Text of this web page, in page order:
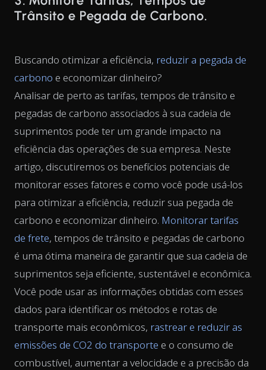
Trânsito e Pegada de Carbono.
Buscando otimizar a eficiência, reduzir a pegada de
carbono e economizar dinheiro?
Analisar de perto as tarifas, tempos de trânsito e
pegadas de carbono associados à sua cadeia de
suprimentos pode ter um grande impacto na
eficiência das operações de sua empresa. Neste
artigo, discutiremos os benefícios potenciais de
monitorar esses fatores e como você pode usá-los
para otimizar a eficiência, reduzir sua pegada de
carbono e economizar dinheiro. Monitorar tarifas
de frete, tempos de trânsito e pegadas de carbono
é uma ótima maneira de garantir que sua cadeia de
suprimentos seja eficiente, sustentável e econômica.
Você pode usar as informações obtidas com esses
dados para identificar os métodos e rotas de
transporte mais econômicos, rastrear e reduzir as
emissões de CO2 do transporte e o consumo de
combustível, aumentar a velocidade e a precisão da